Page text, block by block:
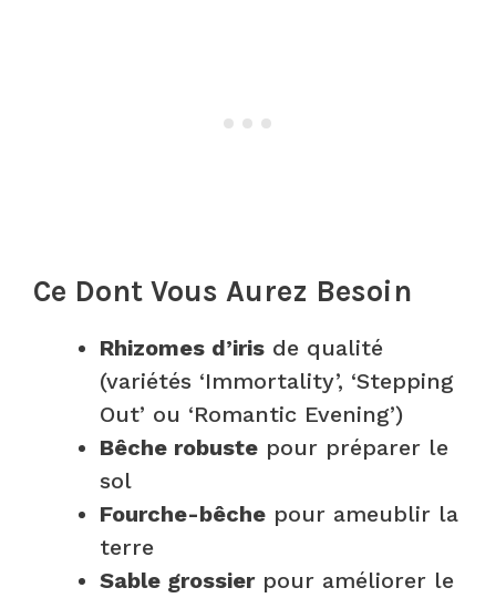
Ce Dont Vous Aurez Besoin
Rhizomes d’iris de qualité
(variétés ‘Immortality’, ‘Stepping
Out’ ou ‘Romantic Evening’)
Bêche robuste pour préparer le
sol
Fourche-bêche pour ameublir la
terre
Sable grossierpour améliorer le